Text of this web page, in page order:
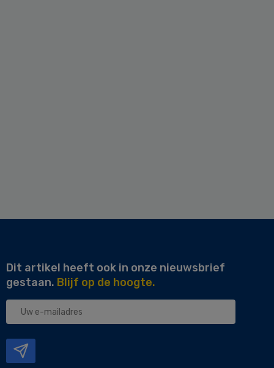
Dit artikel heeft ook in onze nieuwsbrief
gestaan. Blijf op de hoogte.
Uw